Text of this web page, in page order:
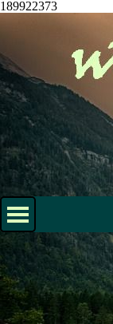
189922373
Direkt zum Seiteninhalt